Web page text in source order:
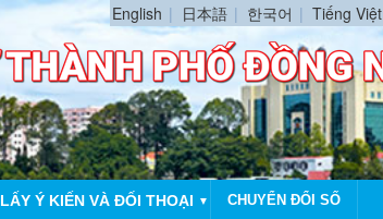
English 日本語 한국어 Tiếng Việt
LẤY Ý KIẾN VÀ ĐỐI THOẠI ▼ CHUYỂN ĐỔI SỐ